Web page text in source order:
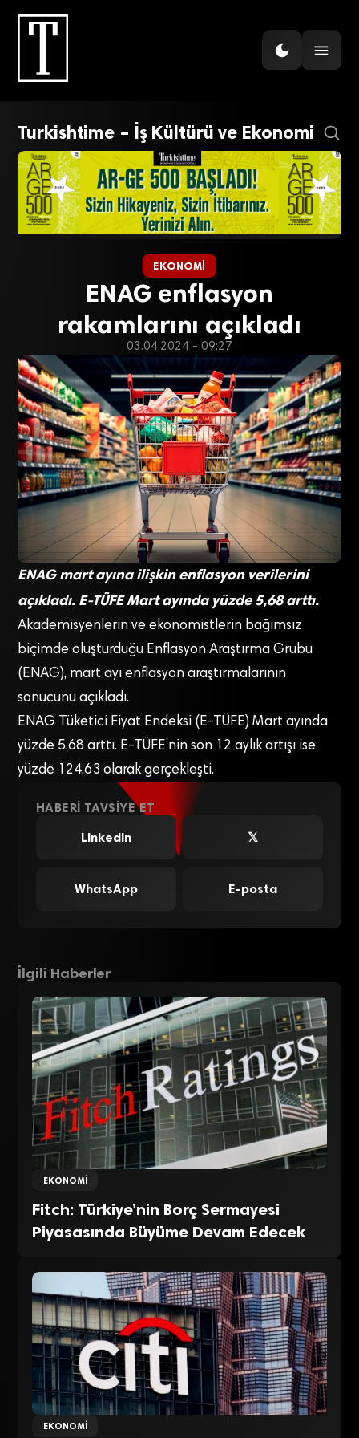
Turkishtime – İş Kültürü ve Ekonomi
EKONOMI
ENAG enflasyon
rakamlarını açıkladı
03.04.2024 - 09:27
ENAG mart ayına ilişkin enflasyon verilerini
açıkladı. E-TÜFE Mart ayında yüzde 5,68 arttı.
Akademisyenlerin ve ekonomistlerin bağımsız
biçimde oluşturduğu Enflasyon Araştırma Grubu
(ENAG), mart ayı enflasyon araştırmalarının
sonucunu açıkladı.
ENAG Tüketici Fiyat Endeksi (E-TÜFE) Mart ayında
yüzde 5,68 arttı. E-TÜFE’nin son 12 aylık artışı ise
yüzde 124,63 olarak gerçekleşti.
HABERI TAVSIYE ET
LinkedIn
𝕏
WhatsApp E-posta
İlgili Haberler
EKONOMI
Fitch: Türkiye’nin Borç Sermayesi
Piyasasında Büyüme Devam Edecek
EKONOMI